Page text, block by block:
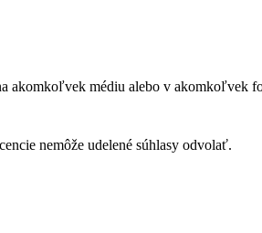
médiu alebo v akomkoľvek
nemôže udelené súhlasy odvolať.